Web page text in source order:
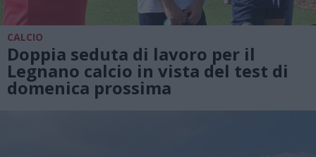
CALCIO
Doppia seduta di lavoro per il
Legnano calcio in vista del test di
domenica prossima